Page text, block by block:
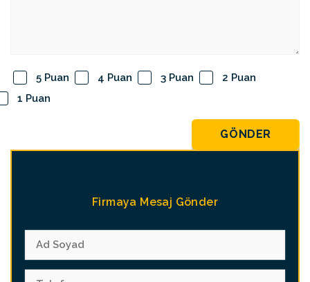
5 Puan 4 Puan 3 Puan
2 Puan
1 Puan
GÖNDER
Firmaya Mesaj Gönder